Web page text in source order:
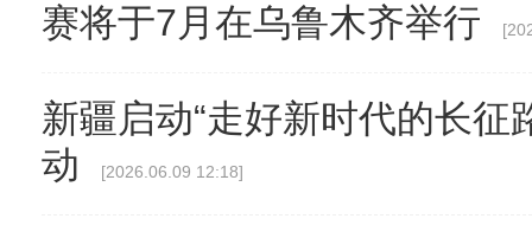
赛将于7月在乌鲁木齐举行
新疆启动“走好新时代的长征
动
[2026.06.09 12:18]